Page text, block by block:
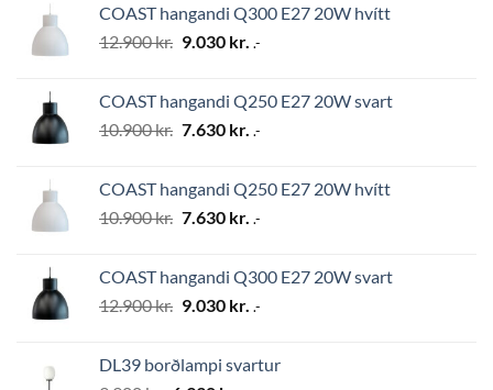
24.500 kr..17.150 kr..
COAST hangandi Q300 E27 20W hvítt
12.900kr. Original
12.900 kr..
9.030 kr. Current
9.030 kr..
.-
COAST hangandi Q250 E27 20W svart
10.900kr. Original
10.900 kr..
7.630 kr. Current
7.630 kr..
.-
COAST hangandi Q250 E27 20W hvítt
10.900kr. Original
10.900 kr..
7.630 kr. Current
7.630 kr..
.-
COAST hangandi Q300 E27 20W svart
12.900kr. Original
12.900 kr..
9.030 kr. Current
9.030 kr..
.-
DL39 borðlampi svartur